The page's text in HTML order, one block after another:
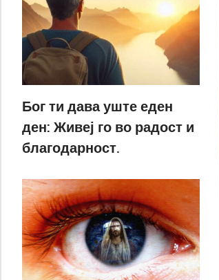
Бог ти дава уште еден
ден: Живеј го во радост и
благодарност.